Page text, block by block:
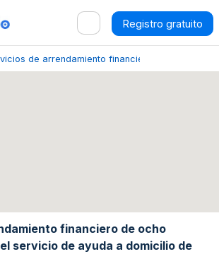
Registro gratuito
de arrendamiento financiero
financiero de ocho
servicio de ayuda a domicilio de